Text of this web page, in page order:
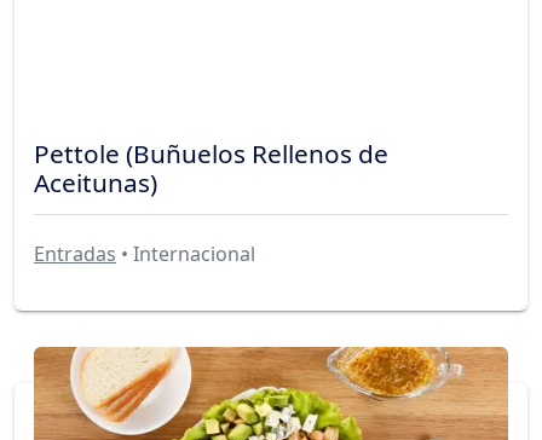
Pettole (Buñuelos Rellenos de
Aceitunas)
Entradas • Internacional